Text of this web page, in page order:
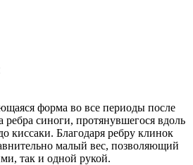
форма во все периоды после
ребра синоги, протянувшегося вдоль
киссаки. Благодаря ребру клинок
малый вес, позволяющий
так и одной рукой.